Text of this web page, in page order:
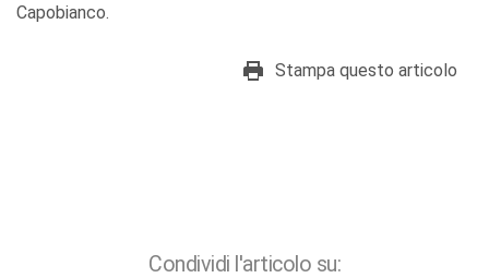
Capobianco.
Stampa questo articolo
Condividi l'articolo su: